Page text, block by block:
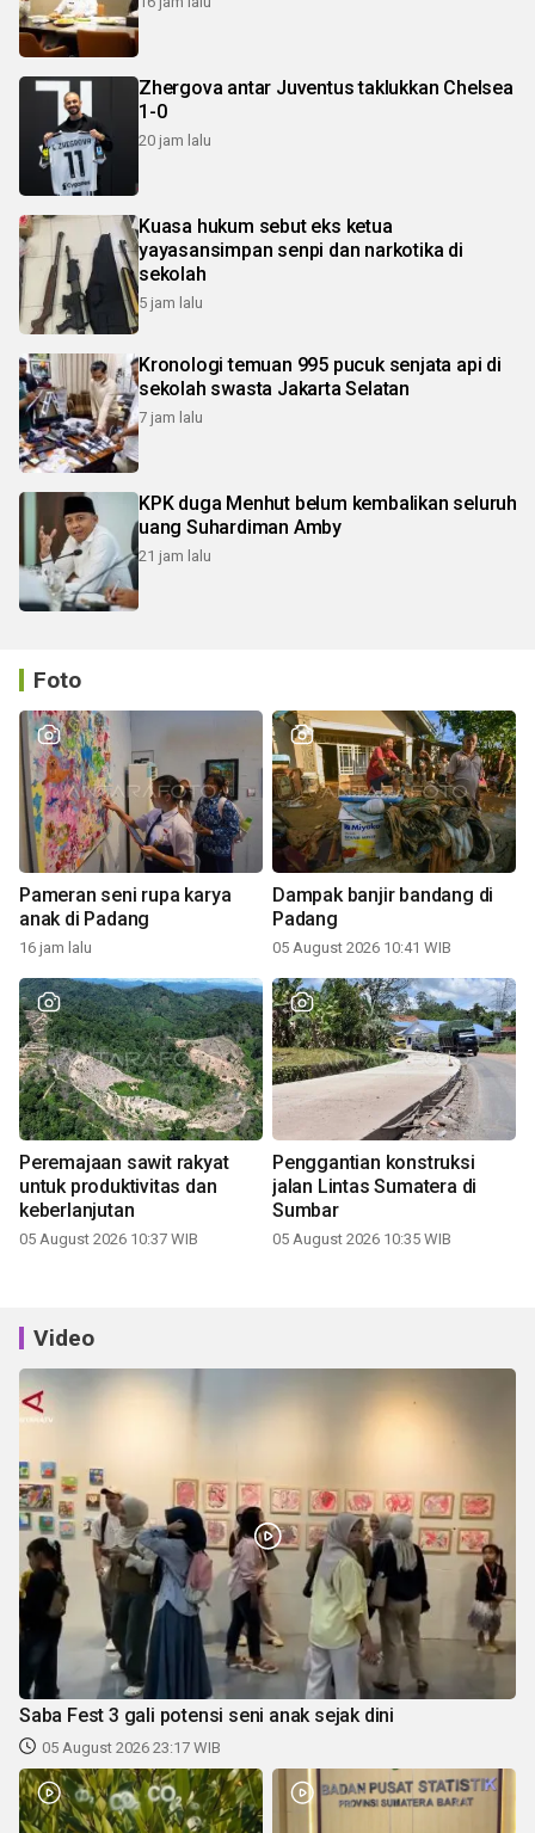
Zhergova antar Juventus taklukkan Chelsea
1-0
20 jam lalu
Kuasa hukum sebut eks ketua
yayasansimpan senpi dan narkotika di
sekolah
5 jam lalu
Kronologi temuan 995 pucuk senjata api di
sekolah swasta Jakarta Selatan
7 jam lalu
KPK duga Menhut belum kembalikan seluruh
uang Suhardiman Amby
21 jam lalu
Foto
Pameran seni rupa karya
anak di Padang
16 jam lalu
Dampak banjir bandang di
Padang
05 August 2026 10:41 WIB
Peremajaan sawit rakyat
untuk produktivitas dan
keberlanjutan
05 August 2026 10:37 WIB
Penggantian konstruksi
jalan Lintas Sumatera di
Sumbar
05 August 2026 10:35 WIB
Video
Saba Fest 3 gali potensi seni anak sejak dini
05 August 2026 23:17 WIB